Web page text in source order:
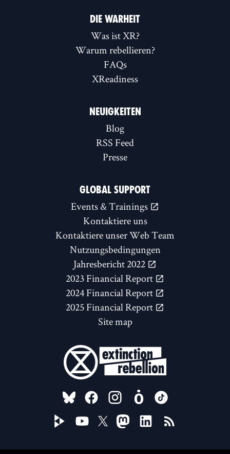
DIE WARHEIT
Was ist XR?
Warum rebellieren?
FAQs
XReadiness
NEUIGKEITEN
Blog
RSS Feed
Presse
GLOBAL SUPPORT
Events & Trainings
Kontaktiere uns
Kontaktiere unser Web Team
Nutzungsbedingungen
Jahresbericht 2022
2023 Financial Report
2024 Financial Report
2025 Financial Report
Site map
FOLLOW US ON